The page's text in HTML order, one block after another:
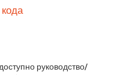
руководство/